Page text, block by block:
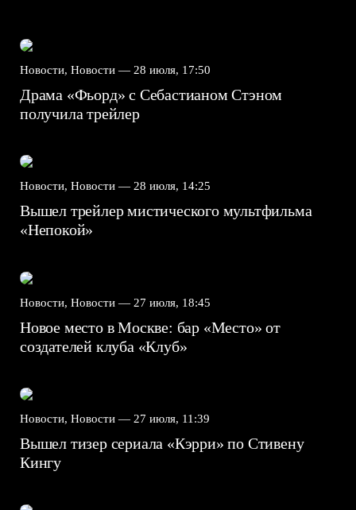
Новости, Новости — 28 июля, 17:50
Драма «Фьорд» с Себастианом Стэном
получила трейлер
Новости, Новости — 28 июля, 14:25
Вышел трейлер мистического мультфильма
«Непокой»
Новости, Новости — 27 июля, 18:45
Новое место в Москве: бар «Место» от
создателей клуба «Клуб»
Новости, Новости — 27 июля, 11:39
Вышел тизер сериала «Кэрри» по Стивену
Кингу